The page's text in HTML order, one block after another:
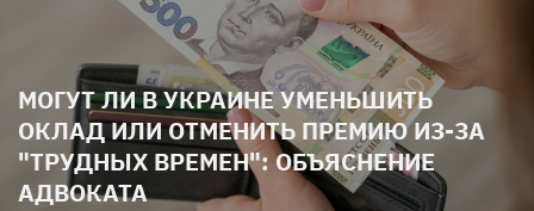
МОГУТ ЛИ В УКРАИНЕ УМЕНЬШИТЬ
ОКЛАД ИЛИ ОТМЕНИТЬ ПРЕМИЮ ИЗ-ЗА
"ТРУДНЫХ ВРЕМЕН": ОБЪЯСНЕНИЕ
АДВОКАТА